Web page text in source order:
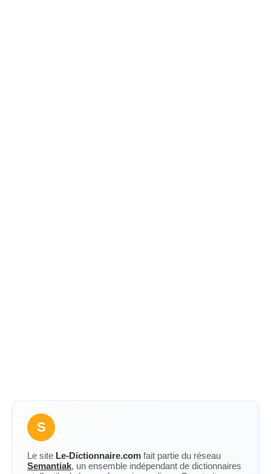
S
Le site Le-Dictionnaire.com fait partie du réseau
Semantiak, un ensemble indépendant de dictionnaires